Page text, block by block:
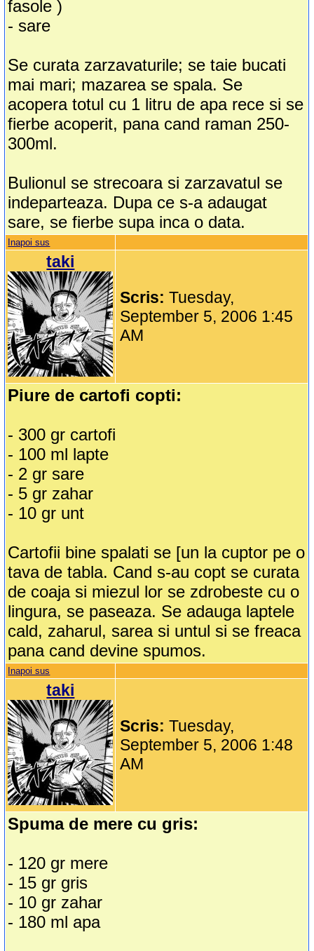
fasole )
- sare
Se curata zarzavaturile; se taie bucati
mai mari; mazarea se spala. Se
acopera totul cu 1 litru de apa rece si se
fierbe acoperit, pana cand raman 250-
300ml.
Bulionul se strecoara si zarzavatul se
indeparteaza. Dupa ce s-a adaugat
sare, se fierbe supa inca o data.
Inapoi sus
taki
Scris:Tuesday,
September 5, 2006 1:45
AM
Piure de cartofi copti:
- 300 gr cartofi
- 100 ml lapte
- 2 gr sare
- 5 gr zahar
- 10 gr unt
Cartofii bine spalati se [un la cuptor pe o
tava de tabla. Cand s-au copt se curata
de coaja si miezul lor se zdrobeste cu o
lingura, se paseaza. Se adauga laptele
cald, zaharul, sarea si untul si se freaca
pana cand devine spumos.
Inapoi sus
taki
Scris:Tuesday,
September 5, 2006 1:48
AM
Spuma de mere cu gris:
- 120 gr mere
- 15 gr gris
- 10 gr zahar
- 180 ml apa